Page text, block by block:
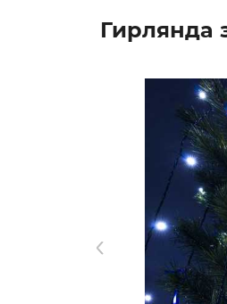
Гирлянда